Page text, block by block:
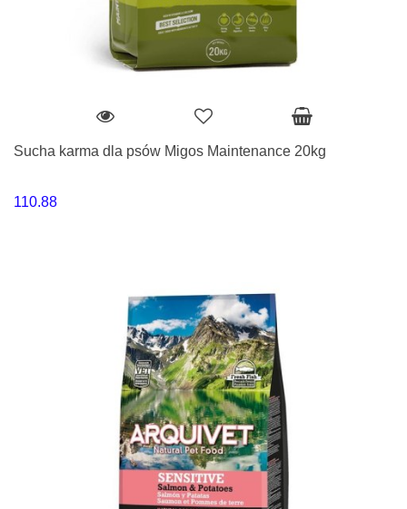
Sucha karma dla psów Migos Maintenance 20kg
110.88